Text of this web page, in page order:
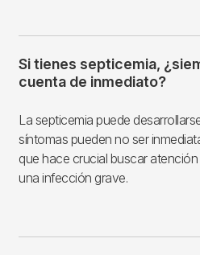
Si tienes septicemia,
cuenta de inmediato?
La septicemia puede
síntomas pueden no ser
que hace crucial buscar
una infección grave.